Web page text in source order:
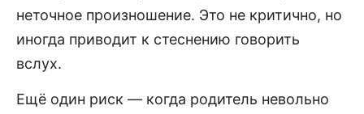
неточное произношение. Это не критично, но
иногда приводит к стеснению говорить
вслух.
Ещё один риск — когда родитель невольно